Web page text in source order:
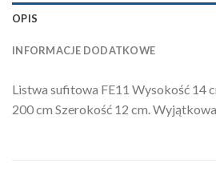
OPIS
INFORMACJE DODATKOWE
Listwa sufitowa FE11 Wysokość 14
200 cm Szerokość 12 cm.